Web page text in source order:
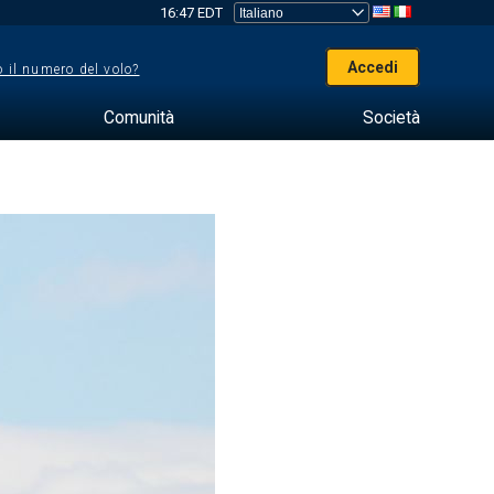
16:47 EDT
il numero del volo? Accedi
Comunità Società